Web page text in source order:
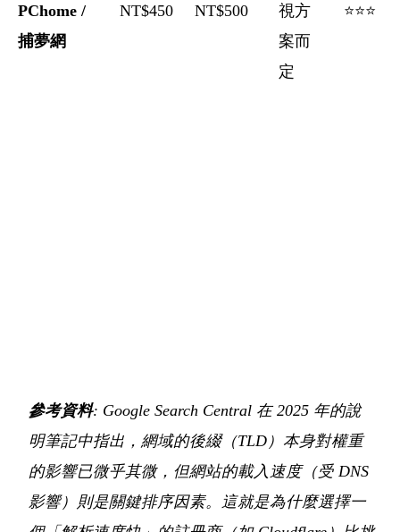
PChome /
捕夢網
NT$450 NT$500
視方
案而
定
⭐⭐⭐
參考資料: Google Search Central 在 2025 年的說
明筆記中指出，網域的後綴（TLD）本身對權重
的影響已微乎其微，但網站的載入速度（受 DNS
影響）則是關鍵排序因素。這就是為什麼選擇一